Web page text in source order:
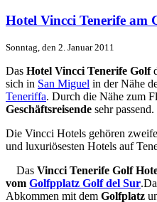
Hotel Vincci Tenerife am
Sonntag, den 2. Januar 2011
Das Hotel Vincci Tenerife Golf
sich in San Miguel in der Nähe
Teneriffa. Durch die Nähe zum
Geschäftsreisende sehr passend.
Die Vincci Hotels gehören
und luxuriösesten Hotels auf
Das Vincci Tenerife Golf
vom Golfpplatz Golf del Sur
Abkommen mit dem Golfplatz